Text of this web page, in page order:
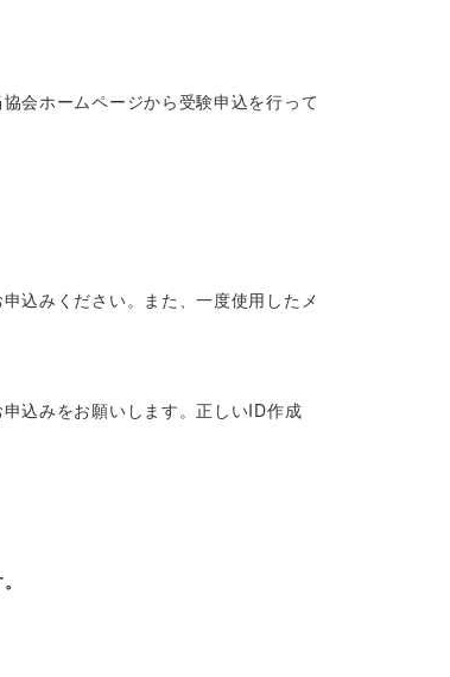
会ホームページから受験申込を行って
込みください。また、一度使用したメ
込みをお願いします。正しいID作成